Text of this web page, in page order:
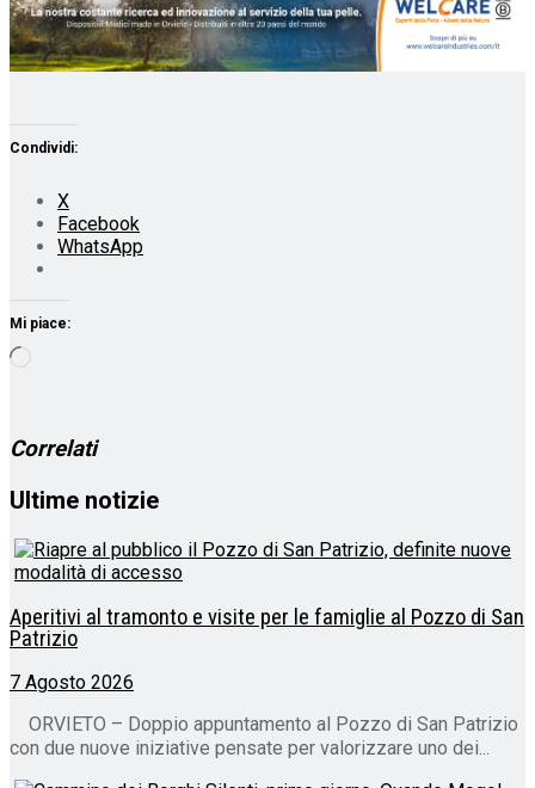
Condividi:
X
Facebook
WhatsApp
Mi piace:
Correlati
Ultime notizie
Aperitivi al tramonto e visite per le famiglie al Pozzo di San
Patrizio
7 Agosto 2026
ORVIETO – Doppio appuntamento al Pozzo di San Patrizio
con due nuove iniziative pensate per valorizzare uno dei...